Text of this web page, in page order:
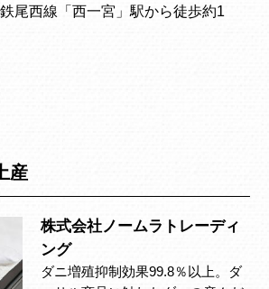
鉄尾西線「西一宮」駅から徒歩約1
産
株式会社ノームラトレーディ
ング
ダニ増殖抑制効果99.8％以上。ダ